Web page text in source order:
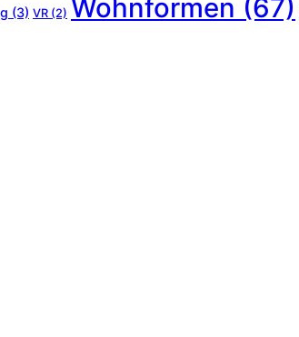
(3) VR (2) Wohnformen (67)